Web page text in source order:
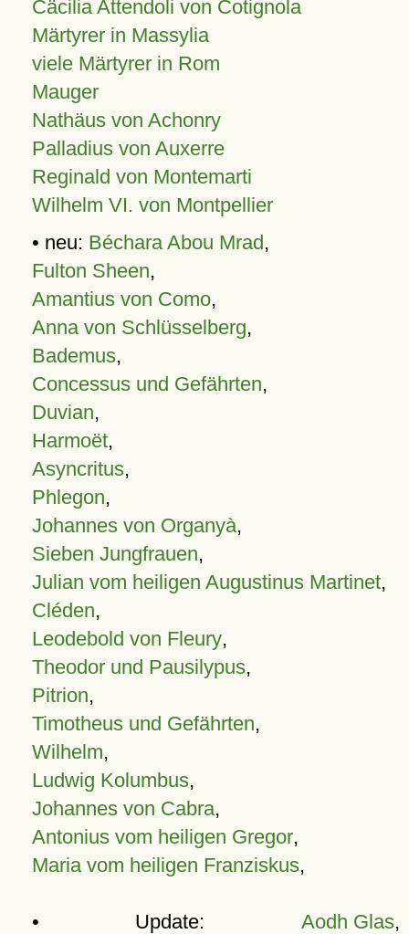
Cäcilia Attendoli von Cotignola
Märtyrer in Massylia
viele Märtyrer in Rom
Mauger
Nathäus von Achonry
Palladius von Auxerre
Reginald von Montemarti
Wilhelm VI. von Montpellier
• neu: Béchara Abou Mrad,
Fulton Sheen,
Amantius von Como,
Anna von Schlüsselberg,
Bademus,
Concessus und Gefährten,
Duvian,
Harmoët,
Asyncritus,
Phlegon,
Johannes von Organyà,
Sieben Jungfrauen,
Julian vom heiligen Augustinus Martinet,
Cléden,
Leodebold von Fleury,
Theodor und Pausilypus,
Pitrion,
Timotheus und Gefährten,
Wilhelm,
Ludwig Kolumbus,
Johannes von Cabra,
Antonius vom heiligen Gregor,
Maria vom heiligen Franziskus,
• Update: Aodh Glas,